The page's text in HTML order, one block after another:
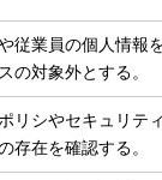
従業員の個人情報
の対象外とする。
リシやセキュリテ
存在を確認する。